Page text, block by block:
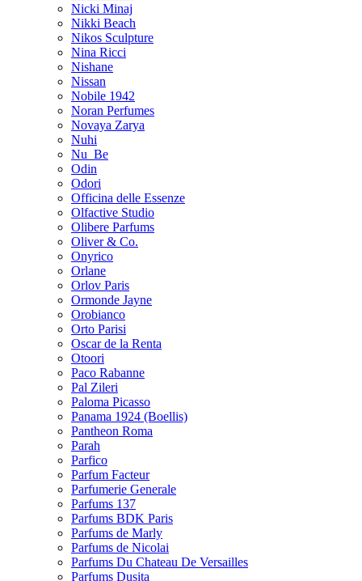
Nicki Minaj
Nikki Beach
Nikos Sculpture
Nina Ricci
Nishane
Nissan
Nobile 1942
Noran Perfumes
Novaya Zarya
Nuhi
Nu_Be
Odin
Odori
Officina delle Essenze
Olfactive Studio
Olibere Parfums
Oliver & Co.
Onyrico
Orlane
Orlov Paris
Ormonde Jayne
Orobianco
Orto Parisi
Oscar de la Renta
Otoori
Paco Rabanne
Pal Zileri
Paloma Picasso
Panama 1924 (Boellis)
Pantheon Roma
Parah
Parfico
Parfum Facteur
Parfumerie Generale
Parfums 137
Parfums BDK Paris
Parfums de Marly
Parfums de Nicolai
Parfums Du Chateau De Versailles
Parfums Dusita